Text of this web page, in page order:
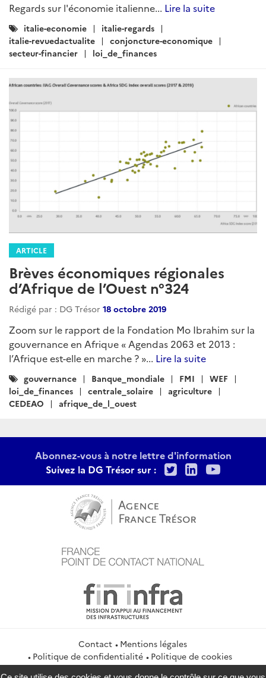
Regards sur l'économie italienne... Lire la suite
Catégories
:
italie-economie
italie-regards
italie-revuedactualite
conjoncture-economique
secteur-financier
loi_de_finances
ARTICLE
Brèves économiques régionales
d’Afrique de l’Ouest n°324
Rédigé par : DG Trésor 18 octobre 2019
Zoom sur le rapport de la Fondation Mo Ibrahim sur la
gouvernance en Afrique « Agendas 2063 et 2013 :
l’Afrique est-elle en marche ? »... Lire la suite
Catégories
:
gouvernance Banque_mondiale FMI
WEF
loi_de_finances
centrale_solaire
agriculture
CEDEAO
afrique_de_l_ouest
Abonnez-vous à notre lettre d'information
Suivez la DG Trésor sur :
TwitterLinkedIn
Contact
Mentions légales
Politique de confidentialité
Politique de cookies
Gestion des cookies
Flux RSS